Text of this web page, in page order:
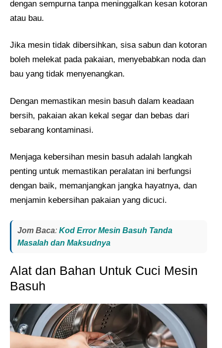
dengan sempurna tanpa meninggalkan kesan kotoran
atau bau.
Jika mesin tidak dibersihkan, sisa sabun dan kotoran
boleh melekat pada pakaian, menyebabkan noda dan
bau yang tidak menyenangkan.
Dengan memastikan mesin basuh dalam keadaan
bersih, pakaian akan kekal segar dan bebas dari
sebarang kontaminasi.
Menjaga kebersihan mesin basuh adalah langkah
penting untuk memastikan peralatan ini berfungsi
dengan baik, memanjangkan jangka hayatnya, dan
menjamin kebersihan pakaian yang dicuci.
Jom Baca: Kod Error Mesin Basuh Tanda
Masalah dan Maksudnya
Alat dan Bahan Untuk Cuci Mesin
Basuh